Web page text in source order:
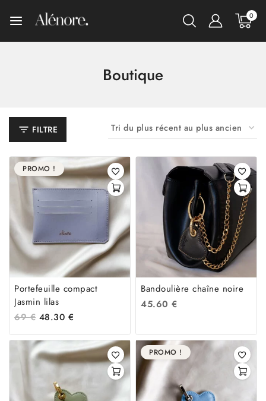
0
Boutique
FILTRE
PROMO !
Portefeuille compact
Jasmin lilas
69€ 48.30 €
Bandoulière chaîne noire
45.60 €
PROMO !